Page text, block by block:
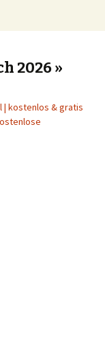
2026 »
| kostenlos & gratis